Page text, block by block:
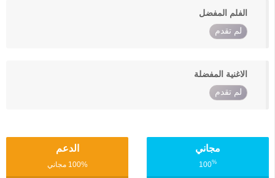
الفلم المفضل
لم تقدم
الاغنية المفضلة
لم تقدم
مجاني
100%
الدعم
100% مجاني